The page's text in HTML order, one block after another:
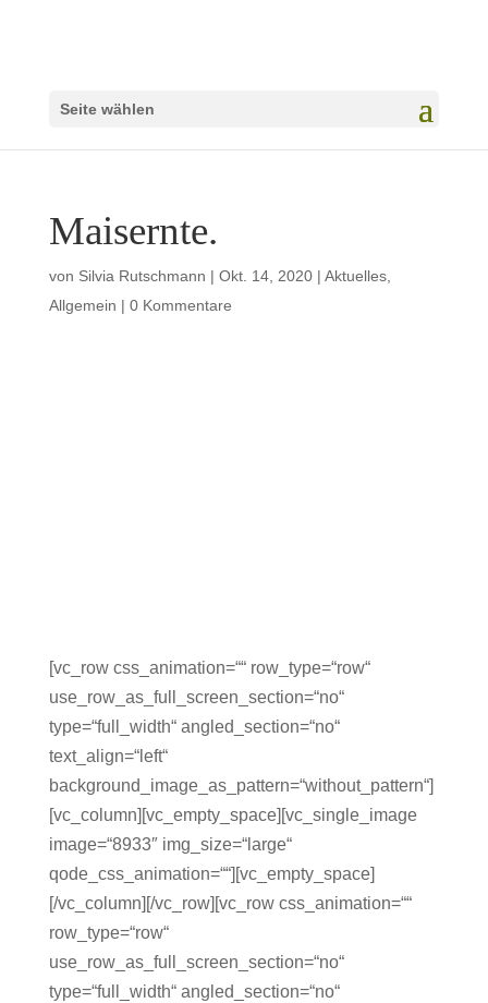
Seite wählen
Maisernte.
von Silvia Rutschmann | Okt. 14, 2020| Aktuelles,
Allgemein | 0 Kommentare
[vc_row css_animation=““ row_type=“row“
use_row_as_full_screen_section=“no“
type=“full_width“ angled_section=“no“
text_align=“left“
background_image_as_pattern=“without_pattern“]
[vc_column][vc_empty_space][vc_single_image
image=“8933″ img_size=“large“
qode_css_animation=““][vc_empty_space]
[/vc_column][/vc_row][vc_row css_animation=““
row_type=“row“
use_row_as_full_screen_section=“no“
type=“full_width“ angled_section=“no“